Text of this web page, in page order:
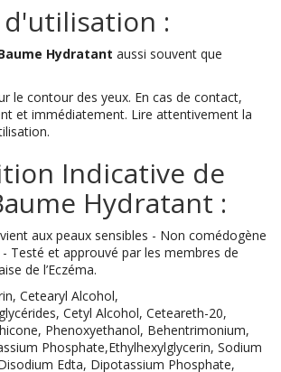
d'utilisation :
Hydratant aussi souvent que
le contour des yeux. En cas de contact,
et immédiatement. Lire attentivement la
Indicative de
Hydratant :
aux peaux sensibles - Non comédogène
Testé et approuvé par les membres de
de l’Eczéma.
Cetearyl Alcohol,
Cetyl Alcohol, Ceteareth-20,
Phenoxyethanol, Behentrimonium,
Phosphate,Ethylhexylglycerin, Sodium
Edta, Dipotassium Phosphate,